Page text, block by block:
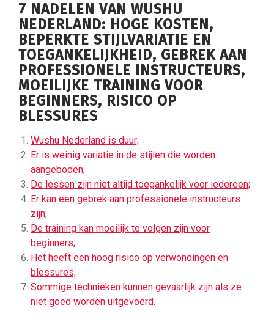
7 NADELEN VAN WUSHU
NEDERLAND: HOGE KOSTEN,
BEPERKTE STIJLVARIATIE EN
TOEGANKELIJKHEID, GEBREK AAN
PROFESSIONELE INSTRUCTEURS,
MOEILIJKE TRAINING VOOR
BEGINNERS, RISICO OP
BLESSURES
Wushu Nederland is duur;
Er is weinig variatie in de stijlen die worden
aangeboden;
De lessen zijn niet altijd toegankelijk voor iedereen;
Er kan een gebrek aan professionele instructeurs
zijn;
De training kan moeilijk te volgen zijn voor
beginners;
Het heeft een hoog risico op verwondingen en
blessures;
Sommige technieken kunnen gevaarlijk zijn als ze
niet goed worden uitgevoerd.